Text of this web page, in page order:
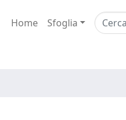
Home Sfoglia